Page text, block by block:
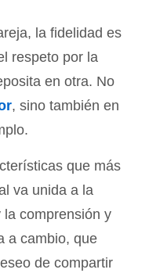
la fidelidad es
respeto por la
en otra. No
, sino también en
que más
va unida a la
comprensión y
a cambio, que
de compartir